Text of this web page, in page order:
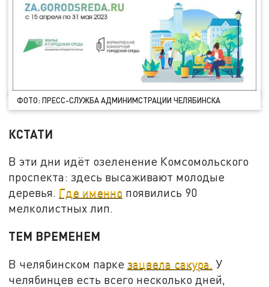
ФОТО: ПРЕСС-СЛУЖБА АДМИНИМСТРАЦИИ ЧЕЛЯБИНСКА
КСТАТИ
В эти дни идёт озеленение Комсомольского
проспекта: здесь высаживают молодые
деревья. Где именно появились 90
мелколистных лип.
ТЕМ ВРЕМЕНЕМ
В челябинском паркезацвела сакура. У
челябинцев есть всего несколько дней,